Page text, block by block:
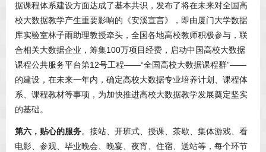
据课程体系建设方面达成了基本共识，发布了将在未来对全国高
校大数据教学产生重要影响的《安溪宣言》，即由厦门大学数据
库实验室林子雨助理教授牵头，全国各地高校教师积极参与，联
合相关大数据企业，筹集100万项目经费，启动中国高校大数据
课程公共服务平台第12号工程——“全国高校大数据课程群”——
的建设，在未来一年内，确定高校大数据专业培养计划、课程体
系、课程教材等事项，为加快推进高校大数据教学发展奠定坚实
的基础。
第六，贴心的服务。接站、开班式、授课、茶歇、集体游戏、看
电影、参观、毕业晚会、晚宴、夜宵、住宿、送站等，每个环节